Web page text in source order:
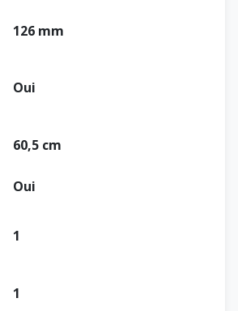
126 mm
Oui
60,5 cm
Oui
1
1